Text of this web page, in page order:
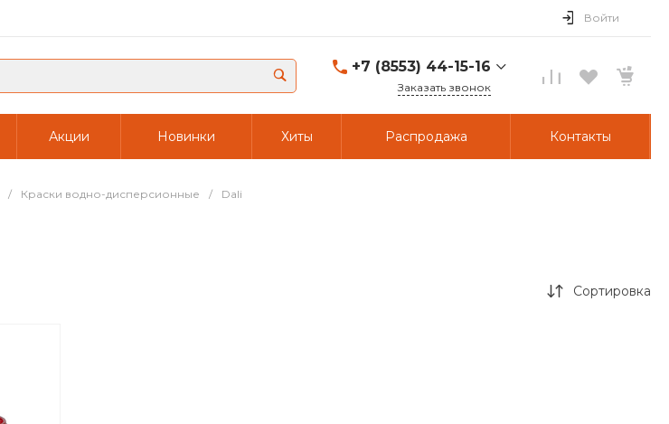
Войти
+7 (8553) 44-15-16
г. Альметьевск,
Заказать звонок
Акции Новинки Хиты Распродажа Контакты
/ Краски водно-дисперсионные / Dali
Сортировка